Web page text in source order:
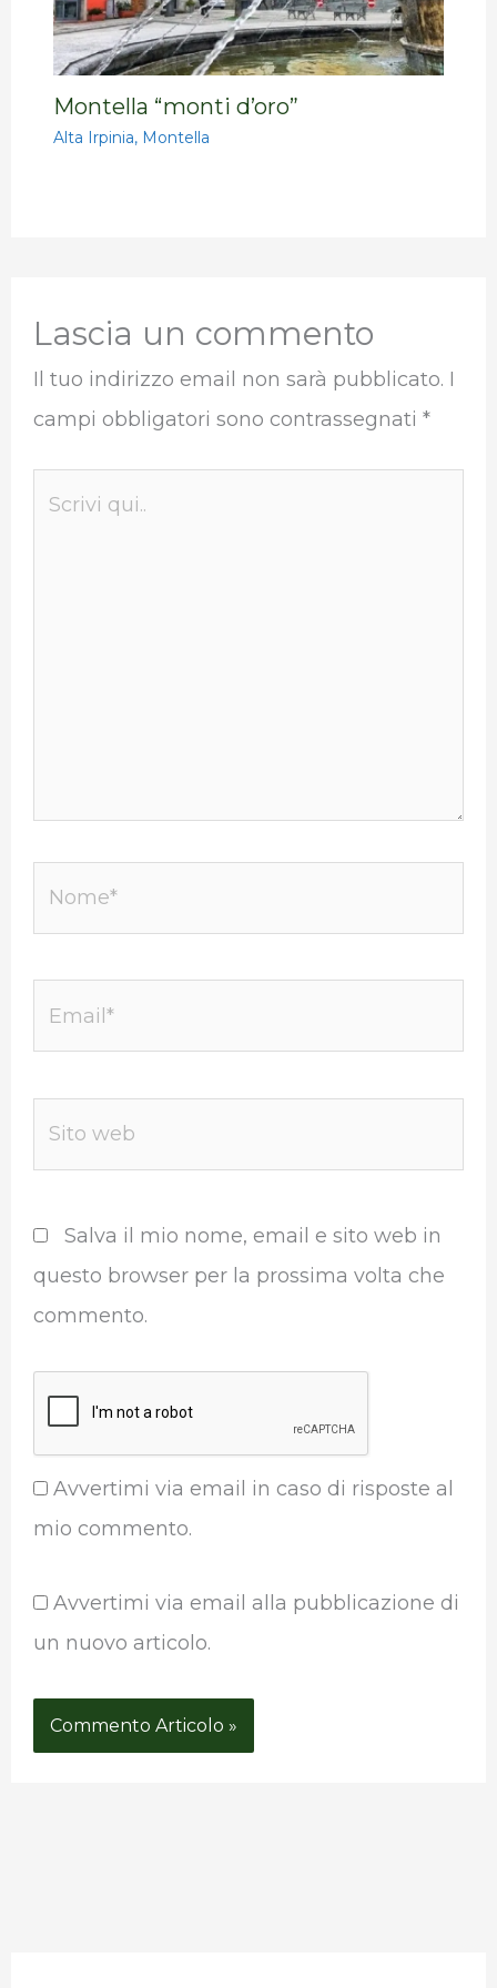
Montella “monti d’oro”
Alta Irpinia, Montella
Lascia un commento
Il tuo indirizzo email non sarà pubblicato. I
campi obbligatori sono contrassegnati *
Salva il mio nome, email e sito web in
questo browser per la prossima volta che
commento.
Avvertimi via email in caso di risposte al
mio commento.
Avvertimi via email alla pubblicazione di
un nuovo articolo.